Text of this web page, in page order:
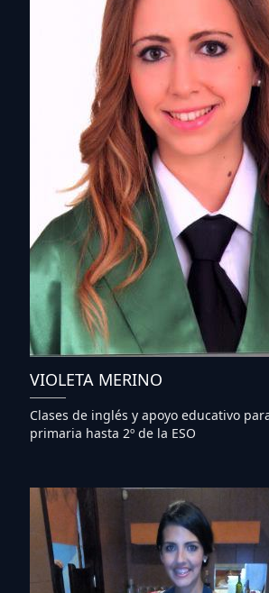
VIOLETA MERINO
Clases de inglés y apoyo educativo
primaria hasta 2º de la ESO